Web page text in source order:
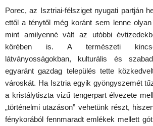
Porec, az Isztriai-félsziget nyugati partján
ettől a ténytől még koránt sem lenne olyan
mint amilyenné vált az utóbbi
körében is. A természeti
látványosságokban, kulturális és
egyaránt gazdag település tette
városkát. Ha Isztria egyik gyöngyszemét
a kristálytiszta vizű tengerpart élvezete
„történelmi utazáson” vehetünk részt,
fénykorából fennmaradt emlékek mellett